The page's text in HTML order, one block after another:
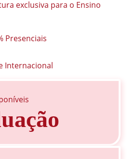
exclusiva para o Ensino
Presenciais
Internacional